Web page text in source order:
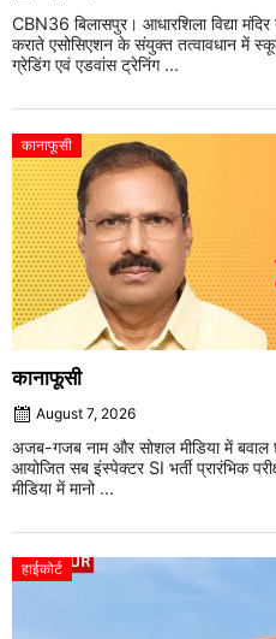
CBN36 बिलासपुर। आधारशिला विद्या
कराते एसोसिएशन के संयुक्त तत्वावधान में
ग्रेडिंग एवं एडवांस ट्रेनिंग ...
कानाफूसी
कानाफूसी
August 7, 2026
अजब-गजब नाम और सोशल मीडिया में बवाल
आयोजित सब इंस्पेक्टर SI भर्ती प्रारंभिक
मीडिया में मानो ...
हाईकोर्ट